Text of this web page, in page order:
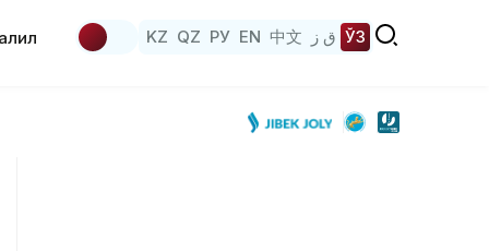
KZ QZ РУ EN 中文 ق ز ЎЗ